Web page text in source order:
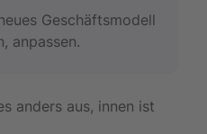
Geschäftsmodell
anpassen.
anders aus, innen ist